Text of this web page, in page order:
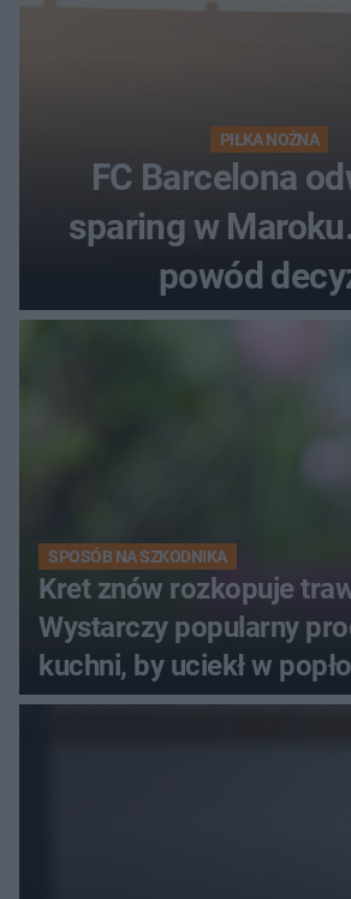
PIŁKA NOŻNA
FC Barcelona
sparing w
powód
SPOSÓB NA SZKODNIKA
Kret znów rozkopuje
Wystarczy popularny
kuchni, by uciekł w